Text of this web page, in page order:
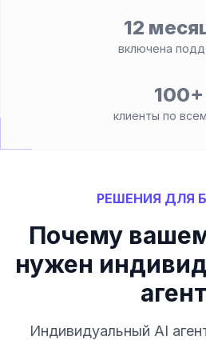
12
включена
100+
клиенты по
РЕШЕНИЯ ДЛЯ
Почему
нужен
агент
Индивидуальный AI